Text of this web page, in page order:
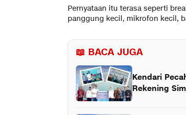
Pernyataan itu terasa seperti
panggung kecil, mikrofon kecil,
📖 BACA JUGA
Kendari
Rekening